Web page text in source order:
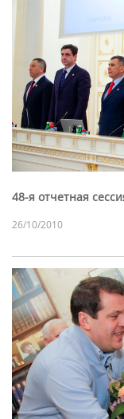
48-я отчетная
26/10/2010